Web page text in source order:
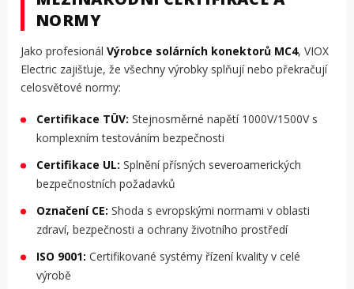
NORMY
Jako profesionál Výrobce solárních konektorů MC4, VIOX
Electric zajišťuje, že všechny výrobky splňují nebo překračují
celosvětové normy:
Certifikace TÜV: Stejnosměrné napětí 1000V/1500V s
komplexním testováním bezpečnosti
Certifikace UL: Splnění přísných severoamerických
bezpečnostních požadavků
Označení CE: Shoda s evropskými normami v oblasti
zdraví, bezpečnosti a ochrany životního prostředí
ISO 9001: Certifikované systémy řízení kvality v celé
výrobě